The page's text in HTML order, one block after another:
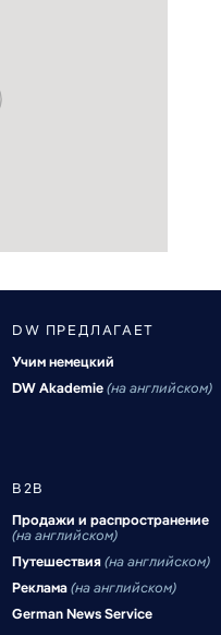
DW ПРЕДЛАГАЕТ
Учим немецкий
DW Akademie на английском
B2B
Продажи и распространение
на английском
Путешествия на английском
Реклама на английском
German News Service